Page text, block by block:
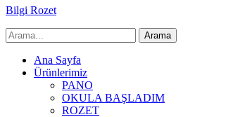
Bilgi Rozet
Ana Sayfa
Ürünlerimiz
PANO
OKULA BAŞLADIM
ROZET